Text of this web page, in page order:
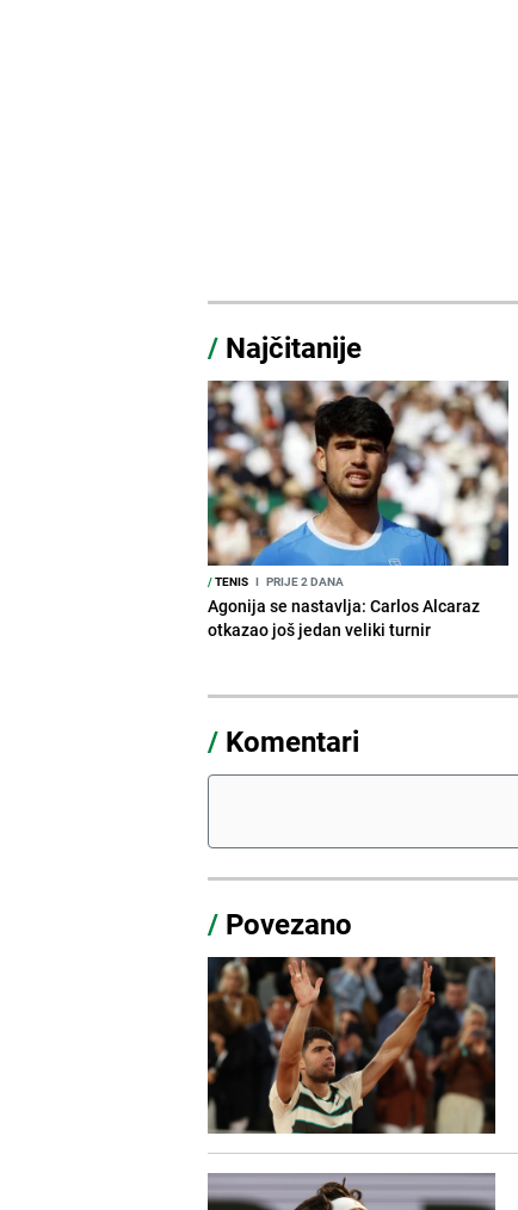
/ Najčitanije
/TENIS I PRIJE 2 DANA
Agonija se nastavlja: Carlos Alcaraz
otkazao još jedan veliki turnir
/ Komentari
/ Povezano